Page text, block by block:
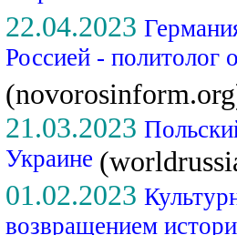
22.04.2023
Россией - политолог
21.03.2023
Украине
01.02.2023